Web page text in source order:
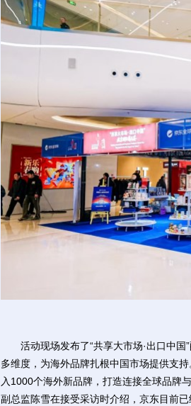
活动现场发布了“共享大市场·出口中国”
多维度，为海外品牌扎根中国市场提供支
入1000个海外新品牌，打造连接全球品牌
副总监陈雪在接受采访时介绍，京东目前